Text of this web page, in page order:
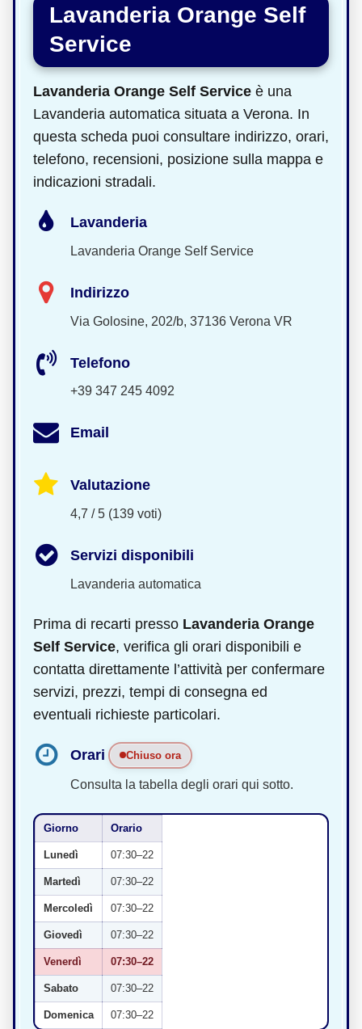
Lavanderia Orange Self
Service
Lavanderia Orange Self Service è una
Lavanderia automatica situata a Verona. In
questa scheda puoi consultare indirizzo, orari,
telefono, recensioni, posizione sulla mappa e
indicazioni stradali.
Lavanderia
Lavanderia Orange Self Service
Indirizzo
Via Golosine, 202/b, 37136 Verona VR
Telefono
+39 347 245 4092
Email
Valutazione
4,7 / 5 (139 voti)
Servizi disponibili
Lavanderia automatica
Prima di recarti presso Lavanderia Orange
Self Service, verifica gli orari disponibili e
contatta direttamente l’attività per confermare
servizi, prezzi, tempi di consegna ed
eventuali richieste particolari.
Orari Chiuso ora
Consulta la tabella degli orari qui sotto.
Giorno Orario
Lunedì 07:30–22
Martedì 07:30–22
Mercoledì 07:30–22
Giovedì 07:30–22
Venerdì 07:30–22
Sabato 07:30–22
Domenica 07:30–22